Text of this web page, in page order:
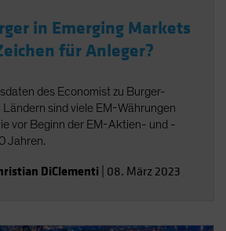
in Emerging Markets
für Anleger?
des Economist zu Burger-
Ländern sind viele EM-Währungen
vor Beginn der EM-Aktien- und -
Jahren.
DiClementi 08. März 2023